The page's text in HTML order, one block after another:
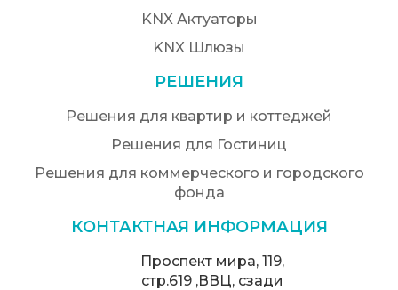
KNX Актуаторы
KNX Шлюзы
РЕШЕНИЯ
Решения для квартир и коттеджей
Решения для Гостиниц
Решения для коммерческого и городского
фонда
КОНТАКТНАЯ ИНФОРМАЦИЯ
Проспект мира, 119,
стр.619 ,ВВЦ, сзади